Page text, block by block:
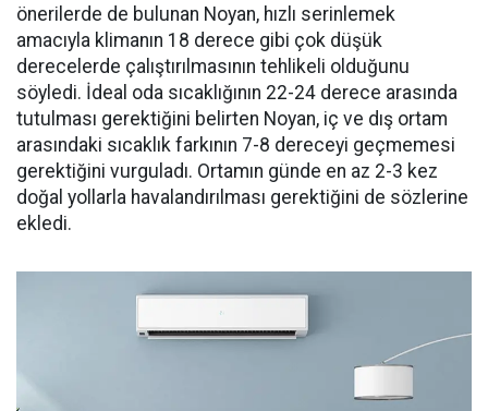
önerilerde de bulunan Noyan, hızlı serinlemek
amacıyla klimanın 18 derece gibi çok düşük
derecelerde çalıştırılmasının tehlikeli olduğunu
söyledi. İdeal oda sıcaklığının 22-24 derece arasında
tutulması gerektiğini belirten Noyan, iç ve dış ortam
arasındaki sıcaklık farkının 7-8 dereceyi geçmemesi
gerektiğini vurguladı. Ortamın günde en az 2-3 kez
doğal yollarla havalandırılması gerektiğini de sözlerine
ekledi.